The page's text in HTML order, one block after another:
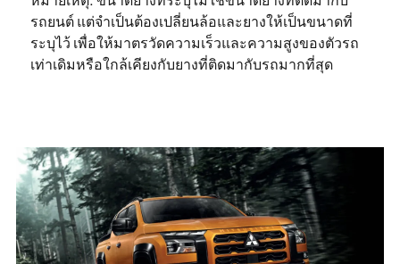
รถยนต์ แต่จำเป็นต้องเปลี่ยนล้อและยางให้เป็นขนาดที่
ระบุไว้ เพื่อให้มาตรวัดความเร็วและความสูงของตัวรถ
เท่าเดิมหรือใกล้เคียงกับยางที่ติดมากับรถมากที่สุด